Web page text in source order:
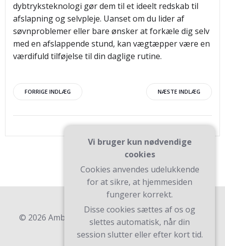
dybtryksteknologi gør dem til et ideelt redskab til
afslapning og selvpleje. Uanset om du lider af
søvnproblemer eller bare ønsker at forkæle dig selv
med en afslappende stund, kan vægtæpper være en
værdifuld tilføjelse til din daglige rutine.
Indlægsnavigation
FORRIGE INDLÆG NÆSTE INDLÆG
© 2026 Ambk. Bygget ved at bruge WordPress og
Teluro Theme .
Vi bruger kun nødvendige
cookies
Cookies anvendes udelukkende
for at sikre, at hjemmesiden
fungerer korrekt.
Disse cookies sættes af os og
slettes automatisk, når din
session slutter eller efter kort tid.